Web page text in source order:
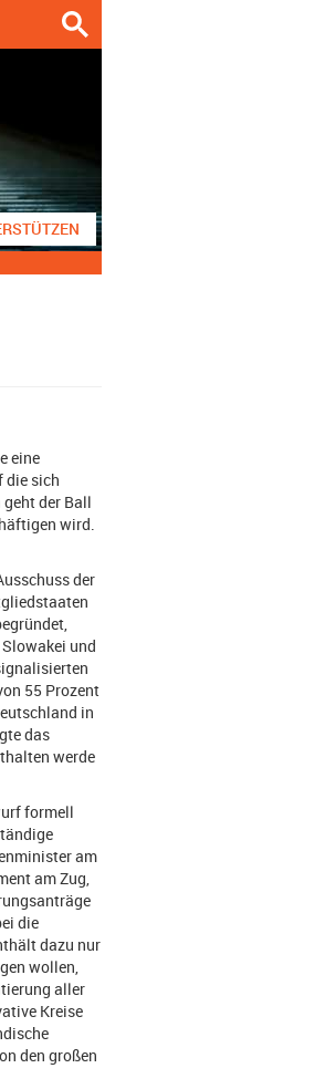
eine
die sich
der Ball
wird.
der
und
55 Prozent
in
das
werde
formell
am
am Zug,
die
dazu nur
wollen,
aller
Kreise
den großen